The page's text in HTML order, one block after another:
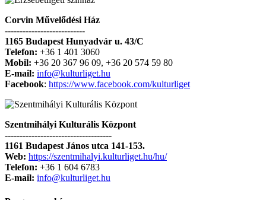
Corvin Művelődési Ház
---------------------------
1165 Budapest Hunyadvár u. 43/C
Telefon: +36 1 401 3060
Mobil: +36 20 367 96 09, +36 20 574 59 80
E-mail: info@kulturliget.hu
Facebook: https://www.facebook.com/kulturliget
Szentmihályi Kulturális Központ
------------------------------------
1161 Budapest János utca 141-153.
Web: https://szentmihalyi.kulturliget.hu/hu/
Telefon: +36 1 604 6783
E-mail: info@kulturliget.hu